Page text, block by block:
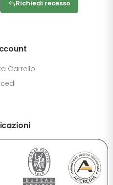
Richiedi recesso
Carrello